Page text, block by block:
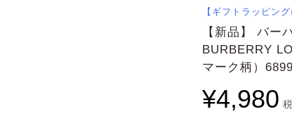
▲傘／日傘
【ギフトラッピング
【新品】 バ
BURBERRY
マーク柄）
¥4,980